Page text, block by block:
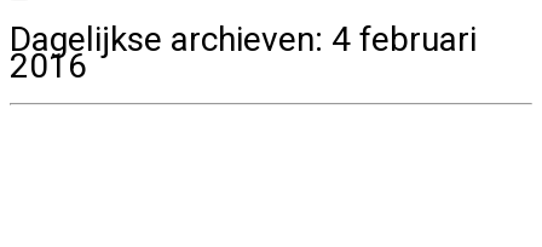
Dagelijkse archieven: 4 februari
2016